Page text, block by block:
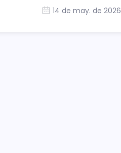
14 de may. de 2026